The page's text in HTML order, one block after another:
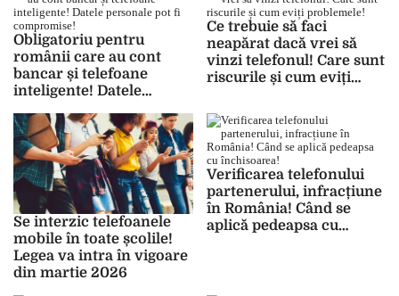
Obligatoriu pentru
românii care au cont
bancar și telefoane
inteligente! Datele
compromise!
Ce trebuie să faci
neapărat dacă vrei să
vinzi telefonul! Care sunt
riscurile și cum eviți
Se interzic telefoanele
mobile în toate școlile!
Legea va intra în vigoare
din martie 2026
Verificarea telefonului
partenerului, infracțiune
în România! Când se
aplică pedeapsa cu